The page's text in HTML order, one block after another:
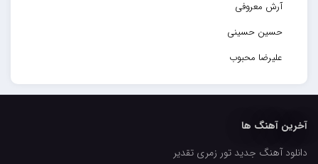
آرش معروفی
حسین حسینی
علیرضا محبوب
حسین حصارکی
کاپیتان
مجید رضوی
آخرین آهنگ ها
دانلود آهنگ جدید تور زمری تقدیر